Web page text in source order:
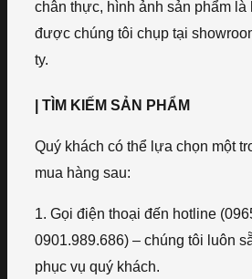
chân thực, hình ảnh sản phẩm là
được chúng tôi chụp tại
ty.
| TÌM KIẾM SẢN PHẨM
Quý khách có thể lựa chọn một
mua hàng sau:
1. Gọi điện thoại đến hotline
0901.989.686) – chúng tôi luôn
phục vụ quý khách.